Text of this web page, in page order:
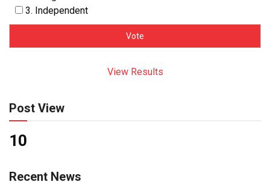
3. Independent
View Results
Post View
10
Recent News